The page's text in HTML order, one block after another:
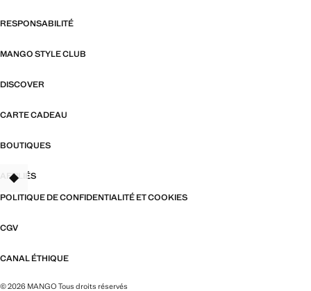
RESPONSABILITÉ
MANGO STYLE CLUB
DISCOVER
CARTE CADEAU
BOUTIQUES
AFFILIÉS
POLITIQUE DE CONFIDENTIALITÉ ET COOKIES
CGV
CANAL ÉTHIQUE
© 2026 MANGO Tous droits réservés